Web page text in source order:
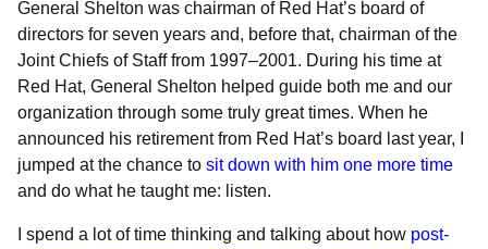
General Shelton was chairman of Red Hat’s board of
directors for seven years and, before that, chairman of the
Joint Chiefs of Staff from 1997‒2001. During his time at
Red Hat, General Shelton helped guide both me and our
organization through some truly great times. When he
announced his retirement from Red Hat’s board last year, I
jumped at the chance to sit down with him one more time
and do what he taught me: listen.
I spend a lot of time thinking and talking about how post-